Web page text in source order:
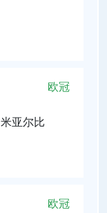
欧冠
米亚尔比
欧冠